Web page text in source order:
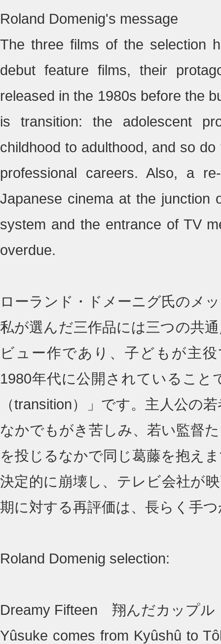
Roland Domenig's message
The three films of the selection
debut feature films, their
released in the 1980s before the
is transition: the adolescent
childhood to adulthood, and so
professional careers. Also, a
Japanese cinema at the junction
system and the entrance of TV
overdue.
ローランド・ドメーニグ氏のメ
私が選んだ三作品には三つの共
ビュー作であり、子どもが主
1980年代に公開されているこ
（transition）」です。主人公の
なかでもがき苦しみ、若い監督
を投じるなかで同じ葛藤を抱え
決定的に崩壊し、テレビ会社が
期に対する再評価は、長らく手
Roland Domenig selection:
Dreamy Fifteen 翔んだカップル
Yûsuke comes from Kyûshû to